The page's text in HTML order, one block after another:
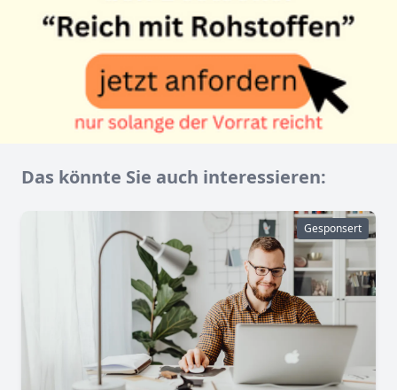
Das könnte Sie auch interessieren:
Gesponsert